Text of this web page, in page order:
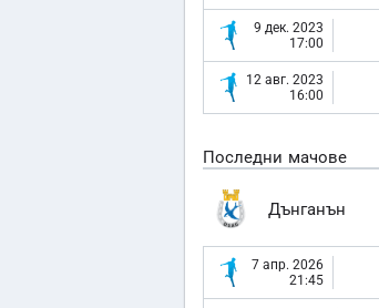
9 дек. 2023
17:00
12 авг. 2023
16:00
Последни мачове
Дънганън
7 апр. 2026
21:45